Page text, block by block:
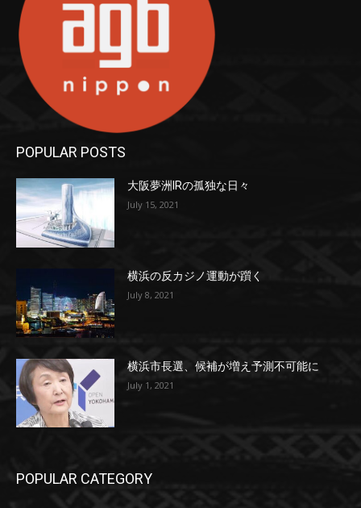
POPULAR POSTS
大阪夢洲IRの孤独な日々
July 15, 2021
横浜の反カジノ運動が躓く
July 8, 2021
横浜市長選、候補が増え予測不可能に
July 1, 2021
POPULAR CATEGORY